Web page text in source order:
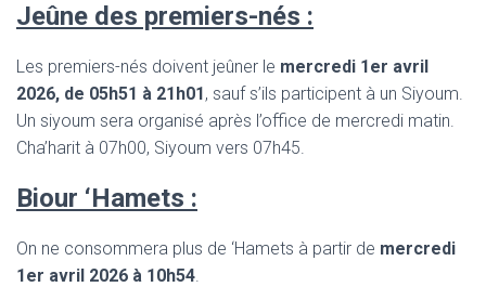
Jeûne des premiers-nés :
Les premiers-nés doivent jeûner le mercredi 1er avril
2026, de 05h51 à 21h01, sauf s’ils participent à un Siyoum.
Un siyoum sera organisé après l’office de mercredi matin.
Cha’harit à 07h00, Siyoum vers 07h45.
Biour ‘Hamets :
On ne consommera plus de ‘Hamets à partir de mercredi
1er avril 2026 à 10h54.